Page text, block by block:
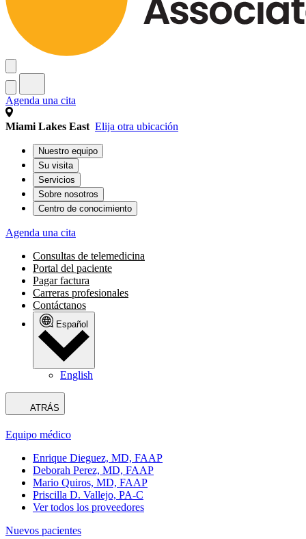
Agenda una cita
Miami Lakes East Elija otra ubicación
Nuestro equipo
Su visita
Servicios
Sobre nosotros
Centro de conocimiento
Agenda una cita
Consultas de telemedicina
Portal del paciente
Pagar factura
Carreras profesionales
Contáctanos
Español
English
ATRÁS
Equipo médico
Enrique Dieguez, MD, FAAP
Deborah Perez, MD, FAAP
Mario Quiros, MD, FAAP
Priscilla D. Vallejo, PA-C
Ver todos los proveedores
Nuevos pacientes